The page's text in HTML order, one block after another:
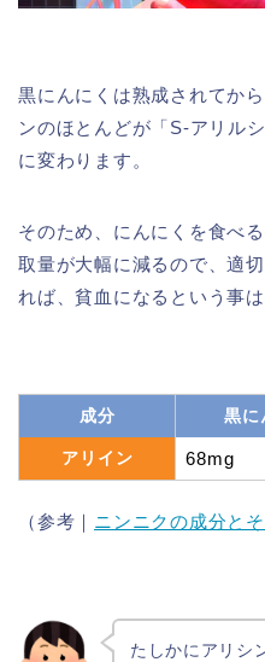
黒にんにくは熟成されてか
ンのほとんどが「S-アリル
に変わります。
そのため、にんにくを食べ
取量が大幅に減るので、適
れば、貧血になるという事は
成分 黒に
アリイン 68mg
（参考｜ ニンニクの成分と
たしかにアリシ